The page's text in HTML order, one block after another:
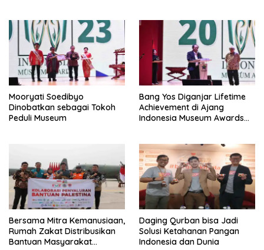
Mooryati Soedibyo
Dinobatkan sebagai Tokoh
Peduli Museum
Bang Yos Diganjar Lifetime
Achievement di Ajang
Indonesia Museum Awards
Bersama Mitra Kemanusiaan,
Rumah Zakat Distribusikan
Bantuan Masyarakat
Daging Qurban bisa Jadi
Solusi Ketahanan Pangan
Indonesia dan Dunia